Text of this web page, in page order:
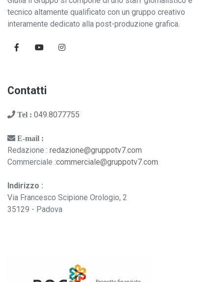
tecnico altamente qualificato con un gruppo creativo
interamente dedicato alla post-produzione grafica.
Contatti
Tel : 049.8077755
E-mail :
Redazione : redazione@gruppotv7.com
Commerciale :commerciale@gruppotv7.com
Indirizzo :
Via Francesco Scipione Orologio, 2
35129 - Padova